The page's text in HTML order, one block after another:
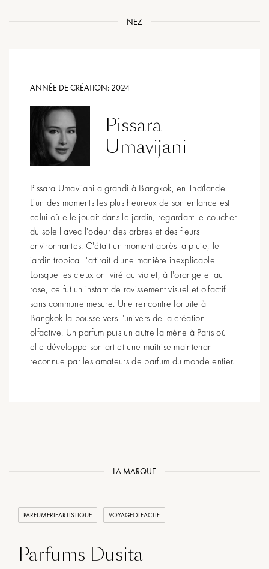
NEZ
ANNÉE DE CRÉATION: 2024
Pissara
Umavijani
Pissara Umavijani a grandi à Bangkok, en Thaïlande.
L'un des moments les plus heureux de son enfance est
celui où elle jouait dans le jardin, regardant le coucher
du soleil avec l'odeur des arbres et des fleurs
environnantes. C'était un moment après la pluie, le
jardin tropical l'attirait d'une manière inexplicable.
Lorsque les cieux ont viré au violet, à l'orange et au
rose, ce fut un instant de ravissement visuel et olfactif
sans commune mesure. Une rencontre fortuite à
Bangkok la pousse vers l'univers de la création
olfactive. Un parfum puis un autre la mène à Paris où
elle développe son art et une maîtrise maintenant
reconnue par les amateurs de parfum du monde entier.
LA MARQUE
PARFUMERIEARTISTIQUE VOYAGEOLFACTIF
Parfums Dusita